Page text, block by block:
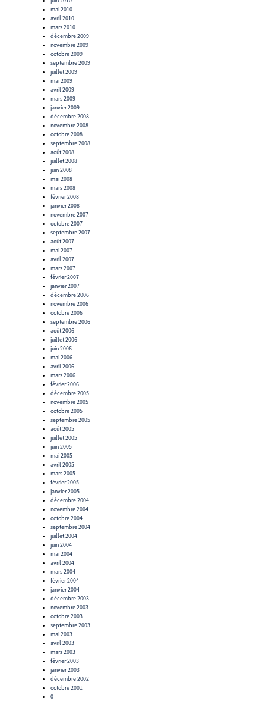
mai 2010
avril 2010
mars 2010
décembre 2009
novembre 2009
octobre 2009
septembre 2009
juillet 2009
mai 2009
avril 2009
mars 2009
janvier 2009
décembre 2008
novembre 2008
octobre 2008
septembre 2008
août 2008
juillet 2008
juin 2008
mai 2008
mars 2008
février 2008
janvier 2008
novembre 2007
octobre 2007
septembre 2007
août 2007
mai 2007
avril 2007
mars 2007
février 2007
janvier 2007
décembre 2006
novembre 2006
octobre 2006
septembre 2006
août 2006
juillet 2006
juin 2006
mai 2006
avril 2006
mars 2006
février 2006
décembre 2005
novembre 2005
octobre 2005
septembre 2005
août 2005
juillet 2005
juin 2005
mai 2005
avril 2005
mars 2005
février 2005
janvier 2005
décembre 2004
novembre 2004
octobre 2004
septembre 2004
juillet 2004
juin 2004
mai 2004
avril 2004
mars 2004
février 2004
janvier 2004
décembre 2003
novembre 2003
octobre 2003
septembre 2003
mai 2003
avril 2003
mars 2003
février 2003
janvier 2003
décembre 2002
octobre 2001
0